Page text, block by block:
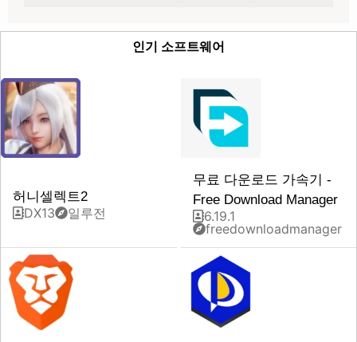
인기 소프트웨어
허니셀렉트2
DX13 일루전
무료 다운로드 가속기 -
Free Download Manager
6.19.1
freedownloadmanager